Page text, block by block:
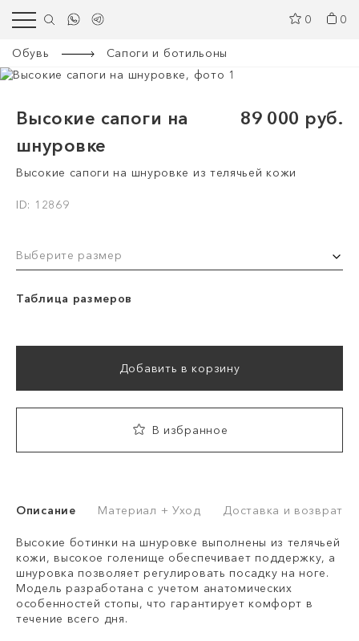
0 0
Обувь Сапоги и ботильоны
Высокие сапоги на
шнуровке
89 000 руб.
Высокие сапоги на шнуровке из телячьей кожи
ID: 12869
Выберите размер
Таблица размеров
Добавить в корзину
В избранное
Описание Материал + Уход Доставка и возврат
Высокие ботинки на шнуровке выполнены из телячьей
кожи, высокое голенище обеспечивает поддержку, а
шнуровка позволяет регулировать посадку на ноге.
Модель разработана с учетом анатомических
особенностей стопы, что гарантирует комфорт в
течение всего дня.